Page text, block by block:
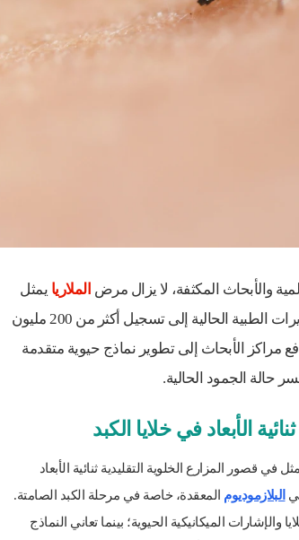
والأبحاث المكثفة، لا يزال مرض الملاريا يمثل
تهديداً صارخاً للصحة العامة؛ حيث تشير التقديرات الطبية الحالية إلى تسجيل أكثر من 200 مليون
مراكز الأبحاث إلى تطوير نماذج حيوية متقدمة
حالة الجمود الحالية.
الأبعاد في خلايا الكبد
قصور المزارع الخلوية التقليدية ثنائية الأبعاد
البلازموديوم المعقدة، خاصة في مرحلة الكبد الصامتة.
والإشارات الميكانيكية الحيوية؛ بينما تعاني النماذج